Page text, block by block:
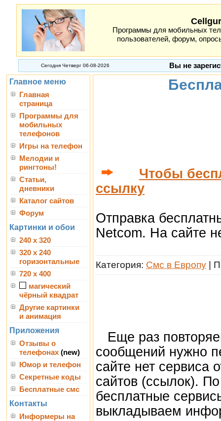
Программы для мобильных
пользователей, форум,
Сегодня Четверг 06-08-2026 Вы не
Главное меню
Главная
страница
Программы для
мобильных
телефонов
Игры на телефон
Мелодии и
рингтоны!
Статьи,
дневники
Каталог сайтов
Форум
Картинки и обои
240 x 320
320 x 240
горизонтальные
720 x 400
магический
чёрный квадрат
Другие картинки
и анимация
Приложения
Отзывы о
телефонах (new)
Юмор и телефон
Секретные коды
Бесплатные смс
Контакты
Информеры на
Чтобы
ссылку
Отправка
Netcom. На сайте
Категория: Смс в Европу |
Еще раз
сообщений нужно
сайте нет сервиса
сайтов (ссылок).
бесплатные
выкладываем